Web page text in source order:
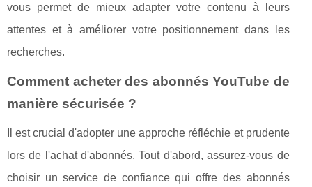
vous permet de mieux adapter votre contenu à leurs
attentes et à améliorer votre positionnement dans les
recherches.
Comment acheter des abonnés YouTube de
manière sécurisée ?
Il est crucial d'adopter une approche réfléchie et prudente
lors de l'achat d'abonnés. Tout d'abord, assurez-vous de
choisir un service de confiance qui offre des abonnés